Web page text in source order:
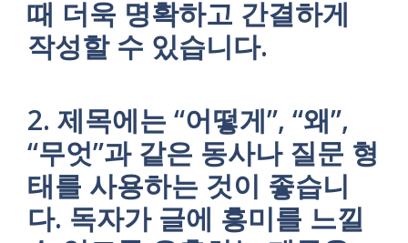
때 더욱 명확하고 간결하게
작성할 수 있습니다.
2. 제목에는 “어떻게”, “왜”,
“무엇”과 같은 동사나 질문 형
태를 사용하는 것이 좋습니
다. 독자가 글에 흥미를 느낄